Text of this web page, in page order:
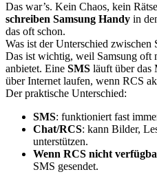
Das war’s. Kein Chaos, kein
schreiben Samsung Handy in
das oft schon.
Was ist der Unterschied zwischen
Das ist wichtig, weil Samsung oft
anbietet. Eine SMS läuft über das
über Internet laufen, wenn RCS
Der praktische Unterschied:
SMS: funktioniert fast
Chat/RCS: kann Bilder,
unterstützen.
Wenn RCS nicht
SMS gesendet.